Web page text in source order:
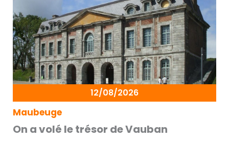
12/08/2026
Maubeuge
On a volé le trésor de Vauban